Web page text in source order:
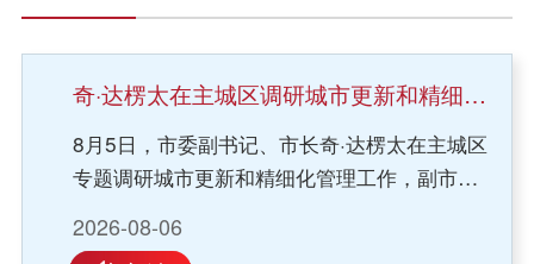
奇·达楞太在主城区调研城市更新和精细化管理工作
8月5日，市委副书记、市长奇·达楞太在主城区
专题调研城市更新和精细化管理工作，副市长
原拆原建项目区，详细了解老旧小区提档升
2026-08-06